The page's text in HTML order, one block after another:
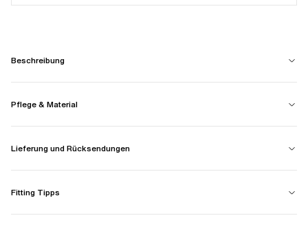
Beschreibung
Pflege & Material
Lieferung und Rücksendungen
Fitting Tipps